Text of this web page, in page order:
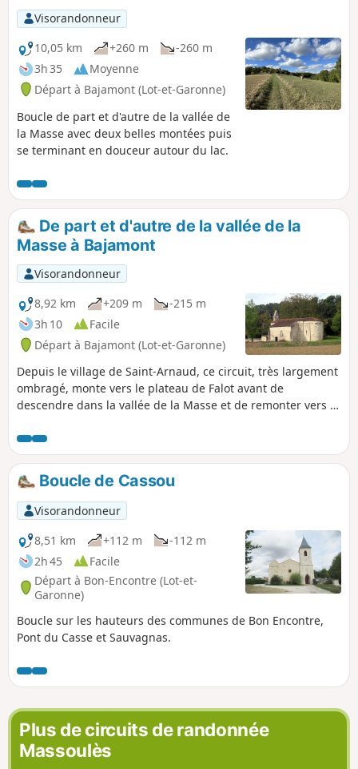
Visorandonneur
10,05 km
+260 m
-260 m
3h 35
Moyenne
Départ à Bajamont (Lot-et-Garonne)
Boucle de part et d'autre de la vallée de
la Masse avec deux belles montées puis
se terminant en douceur autour du lac.
De part et d'autre de la vallée de la
Masse à Bajamont
Visorandonneur
8,92 km
+209 m
-215 m
3h 10
Facile
Départ à Bajamont (Lot-et-Garonne)
Depuis le village de Saint-Arnaud, ce circuit, très largement
ombragé, monte vers le plateau de Falot avant de
descendre dans la vallée de la Masse et de remonter vers le
Boucle de Cassou
Visorandonneur
8,51 km
+112 m
-112 m
2h 45
Facile
Départ à Bon-Encontre (Lot-et-
Garonne)
Boucle sur les hauteurs des communes de Bon Encontre,
Pont du Casse et Sauvagnas.
Plus de circuits de randonnée
Massoulès